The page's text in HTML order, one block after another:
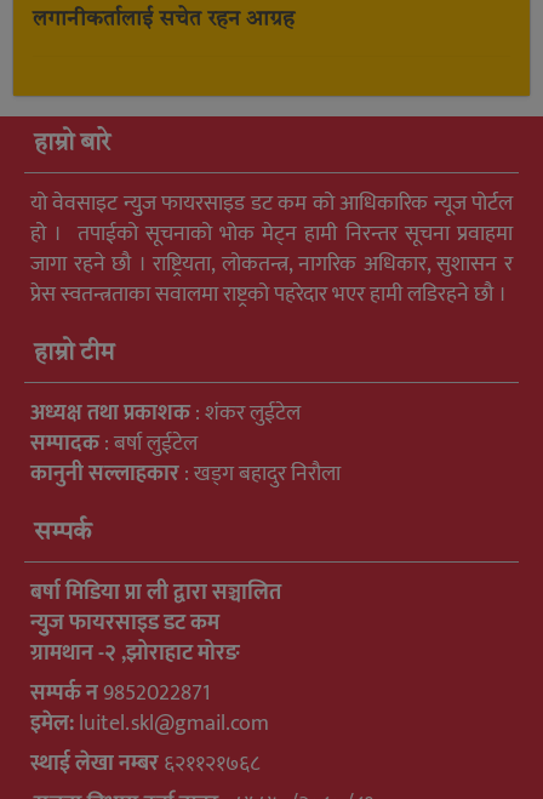
लगानीकर्तालाई सचेत रहन आग्रह
हाम्रो बारे
यो वेवसाइट न्युुज फायरसाइड डट कम को आधिकारिक न्यूज पोर्टल
हो । तपाईको सूचनाको भोक मेट्न हामी निरन्तर सूचना प्रवाहमा
जागा रहने छौ । राष्ट्रियता, लोकतन्त्र, नागरिक अधिकार, सुशासन र
प्रेस स्वतन्त्रताका सवालमा राष्ट्रको पहरेदार भएर हामी लडिरहने छौ ।
हाम्रो टीम
अध्यक्ष तथा प्रकाशक: शंकर लुईटेल
सम्पादक: बर्षा लुईटेल
कानुनी सल्लाहकार: खड्ग बहादुर निरौला
सम्पर्क
बर्षा मिडिया प्रा ली द्वारा सञ्चालित
न्युुज फायरसाइड डट कम
ग्रामथान -२ ,झोराहाट मोरङ
सम्पर्क न9852022871
इमेल:luitel.skl@gmail.com
स्थाई लेखा नम्बर६२११२१७६८